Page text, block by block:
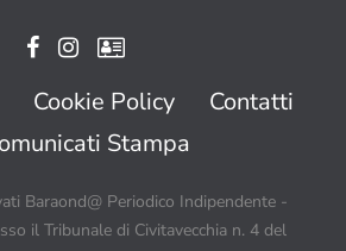
Cookie Policy
Contatti
Stampa
Baraond@ Periodico Indipendente -
il Tribunale di Civitavecchia n. 4 del